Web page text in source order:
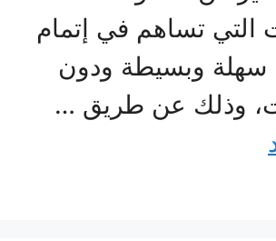
التي تساهم في إتمام
سهلة وبسيطة ودون
وذلك عن طريق …